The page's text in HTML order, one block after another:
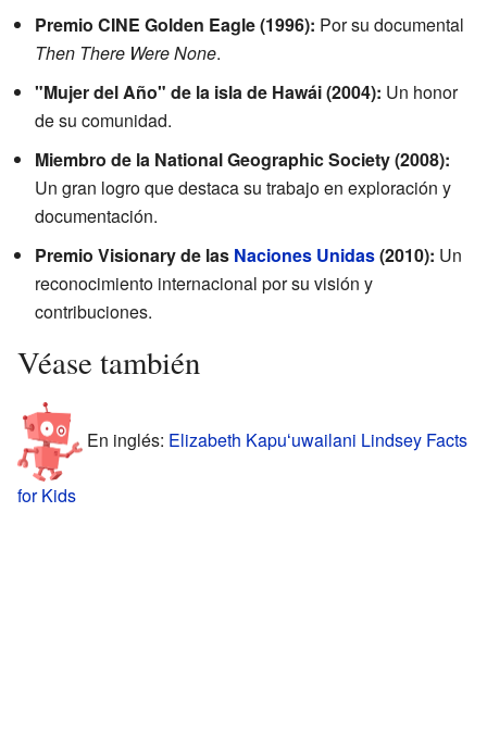
Premio CINE Golden Eagle (1996): Por su documental
Then There Were None.
"Mujer del Año" de la isla de Hawái (2004): Un honor
de su comunidad.
Miembro de la National Geographic Society (2008):
Un gran logro que destaca su trabajo en exploración y
documentación.
Premio Visionary de las Naciones Unidas(2010): Un
reconocimiento internacional por su visión y
contribuciones.
Véase también
En inglés: Elizabeth Kapuʻuwailani Lindsey Facts
for Kids